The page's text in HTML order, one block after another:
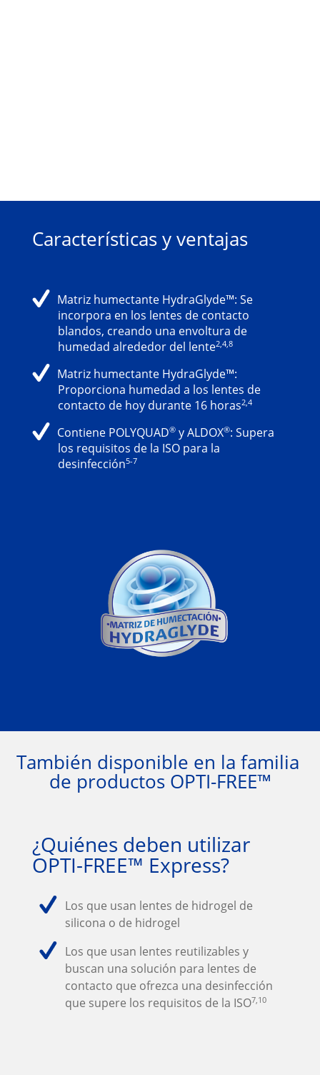
Características y ventajas
Matriz humectante HydraGlyde™: Se
incorpora en los lentes de contacto
blandos, creando una envoltura de
humedad alrededor del lente2,4,8
Matriz humectante HydraGlyde™:
Proporciona humedad a los lentes de
contacto de hoy durante 16 horas2,4
Contiene POLYQUAD®y ALDOX®: Supera
los requisitos de la ISO para la
desinfección5-7
También disponible en la familia
de productos OPTI-FREE™
¿Quiénes deben utilizar
OPTI-FREE™ Express?
Los que usan lentes de hidrogel de
silicona o de hidrogel
Los que usan lentes reutilizables y
buscan una solución para lentes de
contacto que ofrezca una desinfección
que supere los requisitos de la ISO7,10